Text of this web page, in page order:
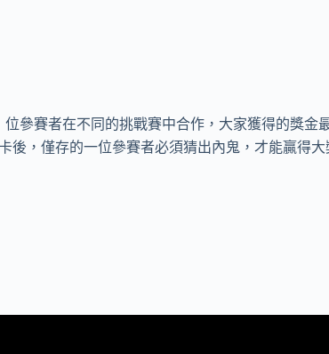
參賽者在不同的挑戰賽中合作，大家獲得的獎金
後，僅存的一位參賽者必須猜出內鬼，才能贏得